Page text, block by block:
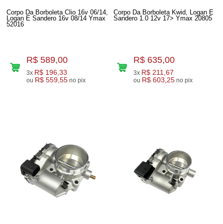
Corpo Da Borboleta Clio 16v 06/14,
Logan E Sandero 16v 08/14 Ymax
52016
R$ 589,00
3x R$ 196,33
ou R$ 559,55 no pix
Corpo Da Borboleta Kwid, Logan E
Sandero 1.0 12v 17> Ymax 20805
R$ 635,00
3x R$ 211,67
ou R$ 603,25 no pix